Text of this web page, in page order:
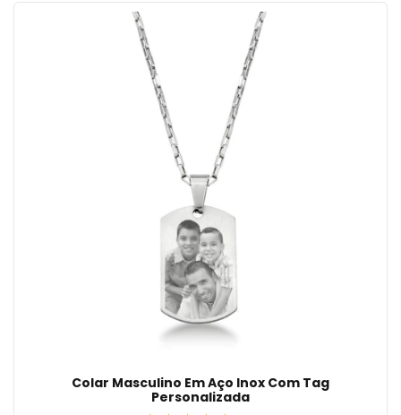
Colar Masculino Em Aço Inox Com Tag
Personalizada